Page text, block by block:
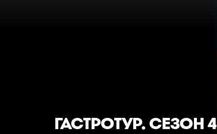
ГАСТРОТУР. СЕЗОН 4